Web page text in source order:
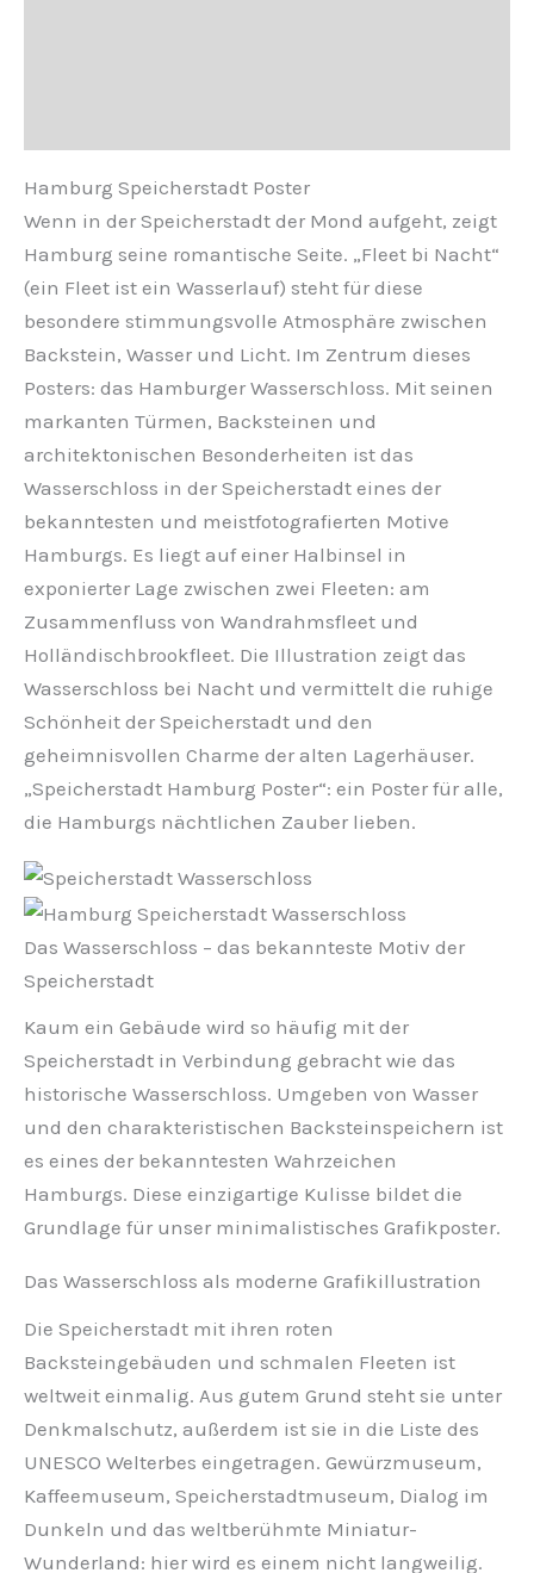
Hamburg Speicherstadt Poster
Wenn in der Speicherstadt der Mond aufgeht, zeigt
Hamburg seine romantische Seite. „Fleet bi Nacht“
(ein Fleet ist ein Wasserlauf) steht für diese
besondere stimmungsvolle Atmosphäre zwischen
Backstein, Wasser und Licht. Im Zentrum dieses
Posters: das Hamburger Wasserschloss. Mit seinen
markanten Türmen, Backsteinen und
architektonischen Besonderheiten ist das
Wasserschloss in der Speicherstadt eines der
bekanntesten und meistfotografierten Motive
Hamburgs. Es liegt auf einer Halbinsel in
exponierter Lage zwischen zwei Fleeten: am
Zusammenfluss von Wandrahmsfleet und
Holländischbrookfleet. Die Illustration zeigt das
Wasserschloss bei Nacht und vermittelt die ruhige
Schönheit der Speicherstadt und den
geheimnisvollen Charme der alten Lagerhäuser.
„Speicherstadt Hamburg Poster“: ein Poster für alle,
die Hamburgs nächtlichen Zauber lieben.
Das Wasserschloss – das bekannteste Motiv der
Speicherstadt
Kaum ein Gebäude wird so häufig mit der
Speicherstadt in Verbindung gebracht wie das
historische Wasserschloss. Umgeben von Wasser
und den charakteristischen Backsteinspeichern ist
es eines der bekanntesten Wahrzeichen
Hamburgs. Diese einzigartige Kulisse bildet die
Grundlage für unser minimalistisches Grafikposter.
Das Wasserschloss als moderne Grafikillustration
Die Speicherstadt mit ihren roten
Backsteingebäuden und schmalen Fleeten ist
weltweit einmalig. Aus gutem Grund steht sie unter
Denkmalschutz, außerdem ist sie in die Liste des
UNESCO Welterbes eingetragen. Gewürzmuseum,
Kaffeemuseum, Speicherstadtmuseum, Dialog im
Dunkeln und das weltberühmte Miniatur-
Wunderland: hier wird es einem nicht langweilig.